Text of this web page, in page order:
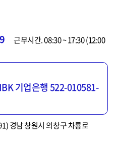
근무시간. 08:30 ~ 17:30 (12:00
IBK 기업은행 522-010581-
경남 창원시 의창구 차룡로